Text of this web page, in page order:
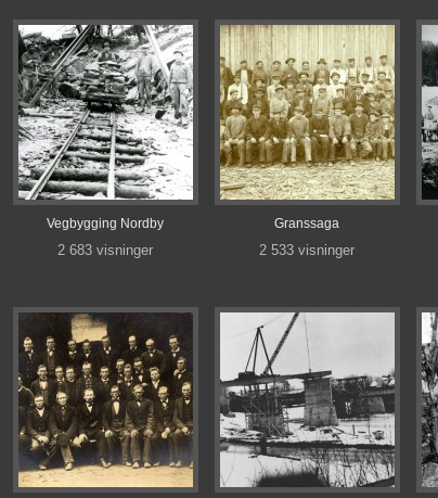
Vegbygging Nordby
2 683 visninger
Granssaga
2 533 visninger